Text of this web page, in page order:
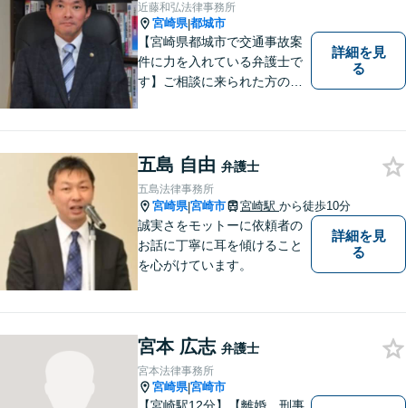
近藤和弘法律事務所
宮崎県|都城市
【宮崎県都城市で交通事故案
件に力を入れている弁護士で
す】ご相談に来られた方の話
は，依頼者が希望されるベス
トな解決に至るよう最善を尽
くします。お気軽にご相談く
ださい。
詳細を見
る
五島 自由 弁護士
五島法律事務所
宮崎県|宮崎市 宮崎駅 から徒歩10分
誠実さをモットーに依頼者の
お話に丁寧に耳を傾けること
を心がけています。
詳細を見
る
宮本 広志 弁護士
宮本法律事務所
宮崎県|宮崎市